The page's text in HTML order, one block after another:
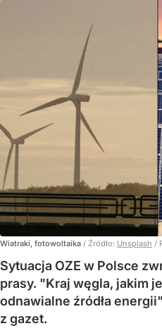
Wiatraki, fotowoltaika / Źródło: Unsplash /
Sytuacja OZE w Polsce
prasy. "Kraj węgla, jakim
odnawialne źródła
z gazet.